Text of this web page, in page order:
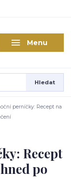
Menu
Hledat
perníčky: Recept na
Recept
po